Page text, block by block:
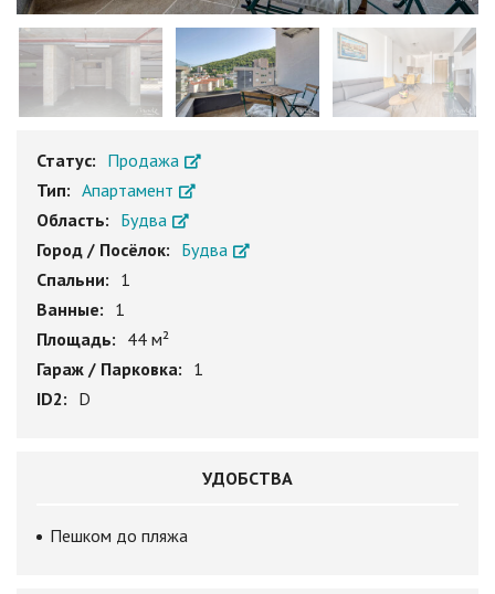
Статус: Продажа
Тип: Апартамент
Область: Будва
Город / Посёлок: Будва
Спальни: 1
Ванные: 1
Площадь: 44 м²
Гараж / Парковка: 1
ID2: D
УДОБСТВА
Пешком до пляжа